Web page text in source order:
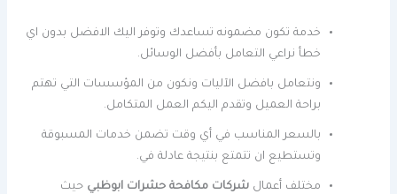
خدمة تكون مضمونه تساعدك وتوفر اليك الافضل بدون اي
خطأ نراعي التعامل بأفضل الوسائل.
ونتعامل بافضل الآليات ونكون من المؤسسات التي تهتم
براحة العميل وتقدم اليكم العمل المتكامل.
بالسعر المناسب في أي وقت تضمن خدمات المسبوقة
وتستطيع ان تتمتع بنتيجة عادلة في.
مختلف أعمالشركات مكافحة حشرات ابوظبي حيث